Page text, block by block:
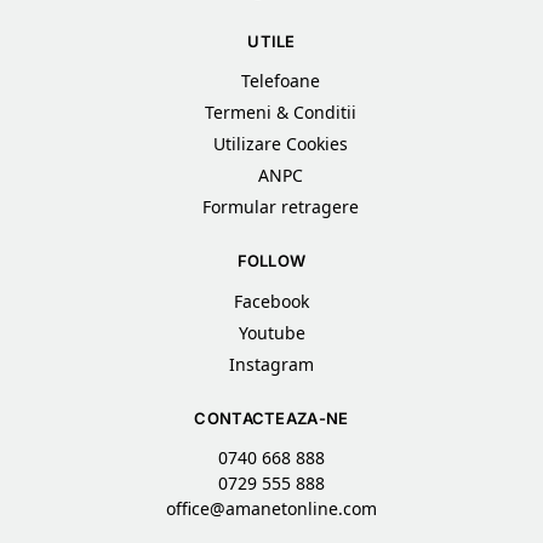
UTILE
Telefoane
Termeni & Conditii
Utilizare Cookies
ANPC
Formular retragere
FOLLOW
Facebook
Youtube
Instagram
CONTACTEAZA-NE
0740 668 888
0729 555 888
office@amanetonline.com